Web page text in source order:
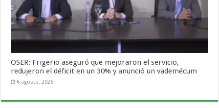
OSER: Frigerio aseguró que mejoraron el servicio,
redujeron el déficit en un 30% y anunció un vademécum
6 agosto, 2026